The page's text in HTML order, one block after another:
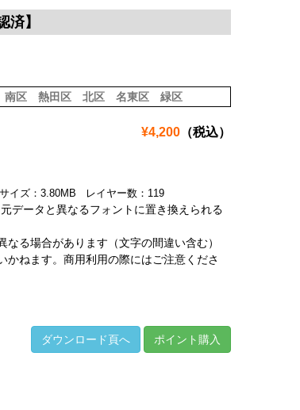
】
南区 熱田区 北区 名東区 緑区
¥4,200 （税込）
イズ：3.80MB レイヤー数：119
データと異なるフォントに置き換えられる
なる場合があります（文字の間違い含む）
かねます。商用利用の際にはご注意くださ
ダウンロード頁へ ポイント購入